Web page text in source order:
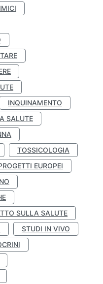
INQUINAMENTO
SALUTE
TOSSICOLOGIA
EUROPEI
SULLA SALUTE
STUDI IN VIVO